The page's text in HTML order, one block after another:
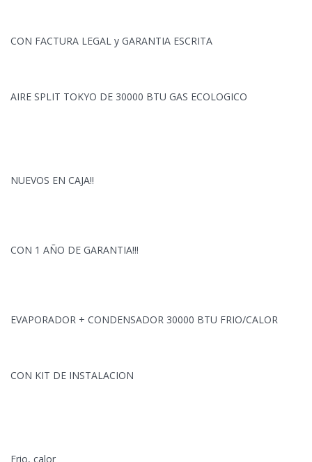
CON FACTURA LEGAL y GARANTIA ESCRITA
AIRE SPLIT TOKYO DE 30000 BTU GAS ECOLOGICO
NUEVOS EN CAJA!!
CON 1 AÑO DE GARANTIA!!!
EVAPORADOR + CONDENSADOR 30000 BTU FRIO/CALOR
CON KIT DE INSTALACION
Frio, calor